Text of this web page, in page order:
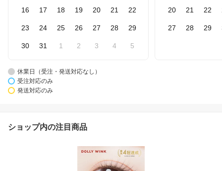
16 17 18 19 20 21 22
23 24 25 26 27 28 29
30 31 1 2 3 4 5
20 21 22
27 28 29
休業日（受注・発送対応なし）
受注対応のみ
発送対応のみ
ショップ内の注目商品